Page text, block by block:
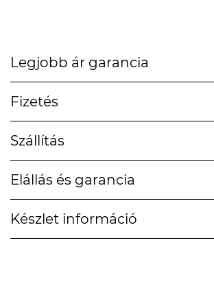
Legjobb ár garancia
Fizetés
Szállítás
Elállás és garancia
Készlet információ